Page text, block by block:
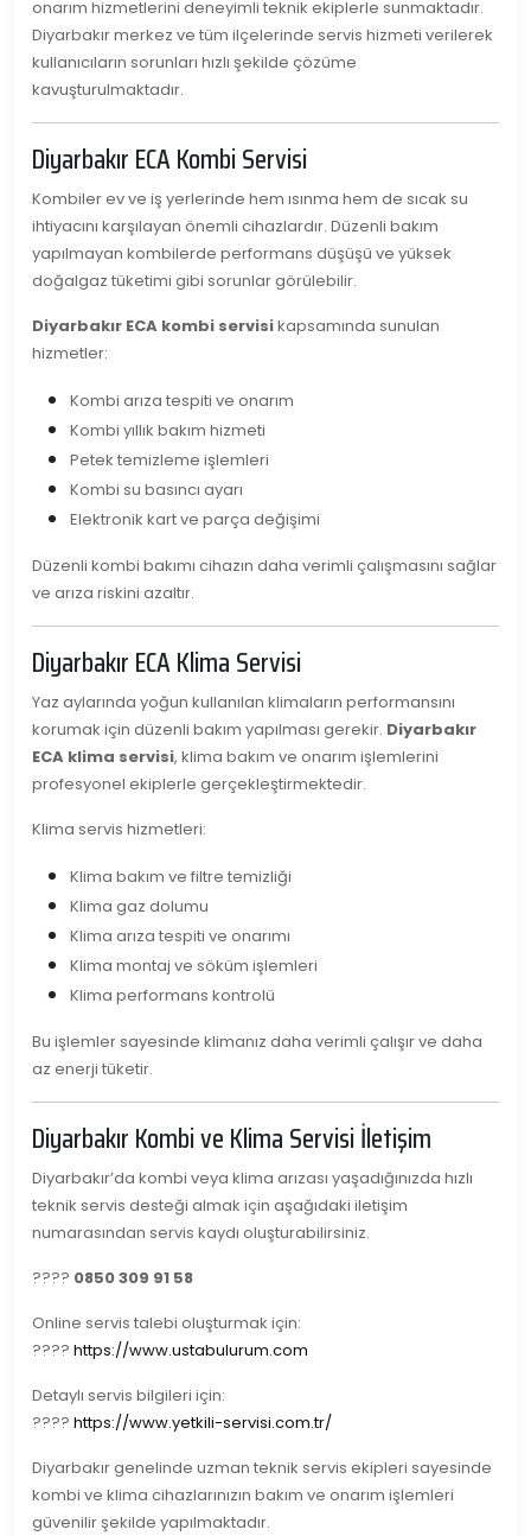
onarım hizmetlerini deneyimli teknik ekiplerle sunmaktadır.
Diyarbakır merkez ve tüm ilçelerinde servis hizmeti verilerek
kullanıcıların sorunları hızlı şekilde çözüme
kavuşturulmaktadır.
Diyarbakır ECA Kombi Servisi
Kombiler ev ve iş yerlerinde hem ısınma hem de sıcak su
ihtiyacını karşılayan önemli cihazlardır. Düzenli bakım
yapılmayan kombilerde performans düşüşü ve yüksek
doğalgaz tüketimi gibi sorunlar görülebilir.
Diyarbakır ECA kombi servisikapsamında sunulan
hizmetler:
Kombi arıza tespiti ve onarım
Kombi yıllık bakım hizmeti
Petek temizleme işlemleri
Kombi su basıncı ayarı
Elektronik kart ve parça değişimi
Düzenli kombi bakımı cihazın daha verimli çalışmasını sağlar
ve arıza riskini azaltır.
Diyarbakır ECA Klima Servisi
Yaz aylarında yoğun kullanılan klimaların performansını
korumak için düzenli bakım yapılması gerekir. Diyarbakır
ECA klima servisi, klima bakım ve onarım işlemlerini
profesyonel ekiplerle gerçekleştirmektedir.
Klima servis hizmetleri:
Klima bakım ve filtre temizliği
Klima gaz dolumu
Klima arıza tespiti ve onarımı
Klima montaj ve söküm işlemleri
Klima performans kontrolü
Bu işlemler sayesinde klimanız daha verimli çalışır ve daha
az enerji tüketir.
Diyarbakır Kombi ve Klima Servisi İletişim
Diyarbakır’da kombi veya klima arızası yaşadığınızda hızlı
teknik servis desteği almak için aşağıdaki iletişim
numarasından servis kaydı oluşturabilirsiniz.
???? 0850 309 91 58
Online servis talebi oluşturmak için:
???? https://www.ustabulurum.com
Detaylı servis bilgileri için:
???? https://www.yetkili-servisi.com.tr/
Diyarbakır genelinde uzman teknik servis ekipleri sayesinde
kombi ve klima cihazlarınızın bakım ve onarım işlemleri
güvenilir şekilde yapılmaktadır.